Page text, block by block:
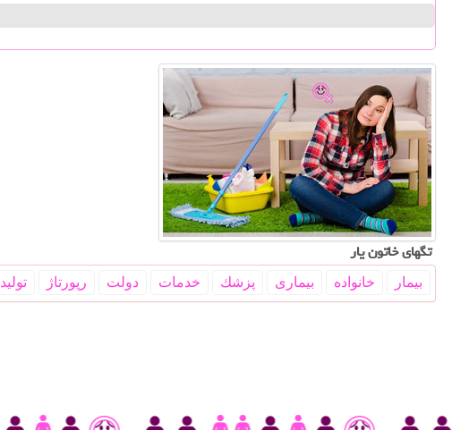
تگهای خاتون یار
بیمار خانواده بیماری پزشك خدمات دولت رپورتاژ تولید